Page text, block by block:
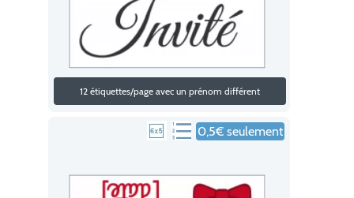
12 étiquettes/page avec un prénom différent
0,5€ seulement